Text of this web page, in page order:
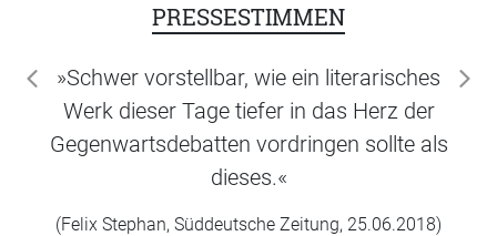
PRESSESTIMMEN
»Schwer vorstellbar, wie ein literarisches
Werk dieser Tage tiefer in das Herz der
Gegenwartsdebatten vordringen sollte als
dieses.«
(Felix Stephan, Süddeutsche Zeitung, 25.06.2018)
zurück